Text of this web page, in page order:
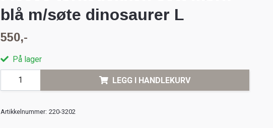
blå m/søte dinosaurer L
550,-
På lager
LEGG I HANDLEKURV
Artikkelnummer: 220-3202